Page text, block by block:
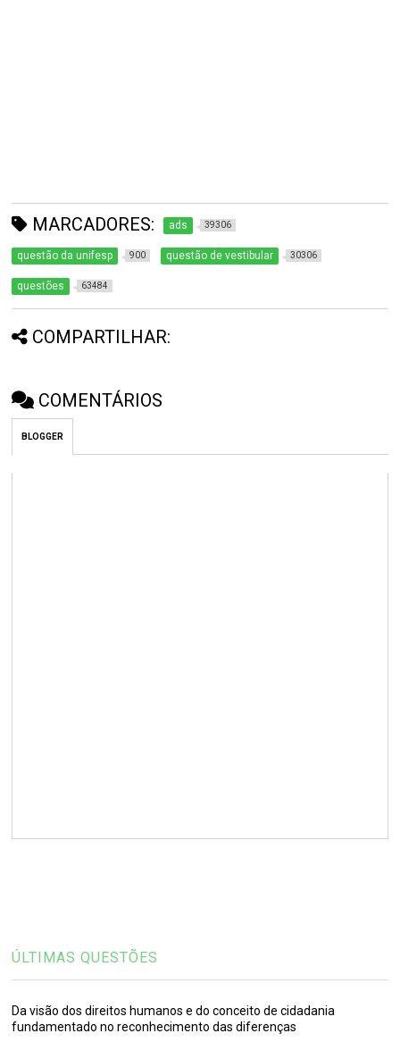
MARCADORES: ads 39306
questão da unifesp 900 questão de vestibular 30306
questões 63484
COMPARTILHAR:
COMENTÁRIOS
BLOGGER
ÚLTIMAS QUESTÕES
Da visão dos direitos humanos e do conceito de cidadania
fundamentado no reconhecimento das diferenças